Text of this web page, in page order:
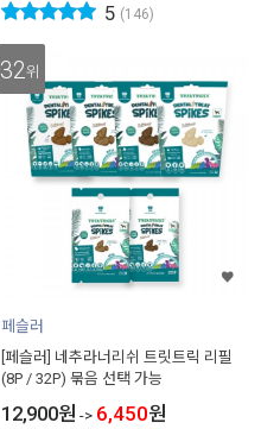
5 (146)
32위
페슬러
[페슬러] 네추라너리쉬 트릿트릭 리필
(8P / 32P) 묶음 선택 가능
12,900원 -> 6,450원